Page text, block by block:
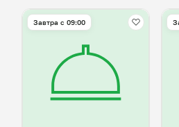
Завтра c 09:00